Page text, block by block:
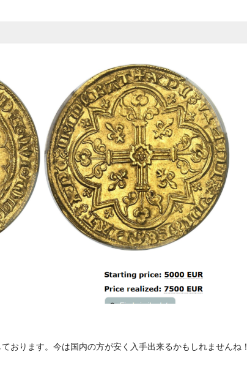
おります。今は国内の方が安く入手出来るかもしれませんね！